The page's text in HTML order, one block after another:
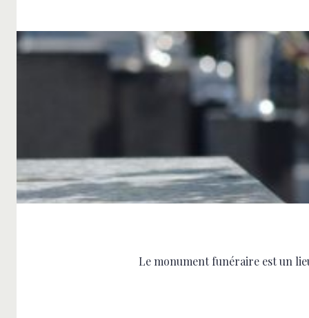
Le monument funéraire est un